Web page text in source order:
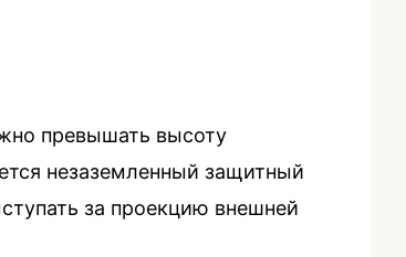
превышать высоту
незаземленный защитный
за проекцию внешней